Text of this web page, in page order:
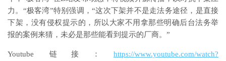
力。“极客湾”特别强调，“这次下架并不是走法务途径，是直接
下架，没有侵权提示的，所以大家不用拿那些明确后台法务举
报的案例来猜，未必是那些能看到提示的厂商。”
Youtube 链接： https://www.youtube.com/watch?